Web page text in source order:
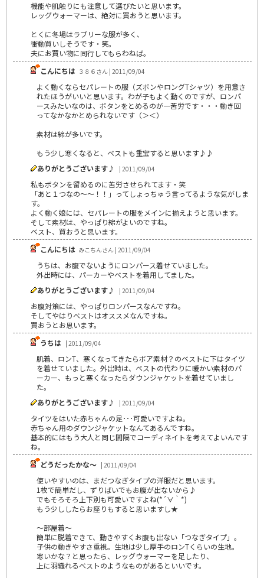
機能や肌触りにも注意して選びたいと思います。
レッグウォーマーは、絶対に買おうと思います。
とくに冬場はラブリーな服が多く、
衝動買いしそうです・笑。
夫にお買い物に同行してもらわねば。
こんにちは ３８６さん | 2011/09/04
よく動くならセパレートの服（ズボンやロングTシャツ）を用意さ
れたほうがいいと思います。わが子もよく動くのですが、ロンパ
ースみたいなのは、ボタンをとめるのが一苦労です・・・動き回
ってなかなかとめられないです（＞＜）
素材は綿が多いです。
もう少し寒くなると、ベストも重宝すると思います♪♪
ありがとうございます♪
| 2011/09/04
私もボタンを留めるのに苦労させられてます・笑
「あと１つなの～～！！」ってしょっちゅう言ってるような気がしま
す。
よく動く娘には、セパレートの服をメインに揃えようと思います。
そして素材は、やっぱり綿がよいのですね。
ベスト、買おうと思います。
こんにちは みこちんさん | 2011/09/04
うちは、お腹でないようにロンパース着せていました。
外出時には、パーカーやベストを着用してました。
ありがとうございます♪
| 2011/09/04
お腹対策には、やっぱりロンパースなんですね。
そしてやはりベストはオススメなんですね。
買おうとお思います。
うちは | 2011/09/04
肌着、ロンT、寒くなってきたらボア素材？のベストに下はタイツ
を着せていました。外出時は、ベストの代わりに暖かい素材のパ
ーカー、もっと寒くなったらダウンジャケットを着せていまし
た。
ありがとうございます♪
| 2011/09/04
タイツをはいた赤ちゃんの足･･･可愛いですよね。
赤ちゃん用のダウンジャケットなんてあるんですね。
基本的にはもう大人と同じ間隔でコーディネイトを考えてよいんです
ね。
どうだったかな～ | 2011/09/04
使いやすいのは、まだつなぎタイプの洋服だと思います。
1枚で簡単だし、ずりばいでもお腹が出ないから♪
でもそろそろ上下別も可愛いですよね(*´∀｀*)
もう少ししたらお座りもすると思いますし★
～部屋着～
簡単に脱着できて、動きやすくお腹も出ない「つなぎタイプ」。
子供の動きやすさ重視。生地は少し厚手のロンTくらいの生地。
寒いかな？と思ったら、レッグウォーマーを足したり、
上に羽織れるベストのようなものがあるといいです。